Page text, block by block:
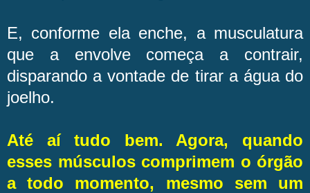
E, conforme ela enche, a musculatura
que a envolve começa a contrair,
disparando a vontade de tirar a água do
joelho.
Até aí tudo bem. Agora, quando
esses músculos comprimem o órgão
a todo momento, mesmo sem um